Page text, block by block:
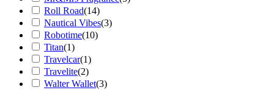
Roll Road(14)
Nautical Vibes(3)
Robotime(10)
Titan(1)
Travelcar(1)
Travelite(2)
Walter Wallet(3)